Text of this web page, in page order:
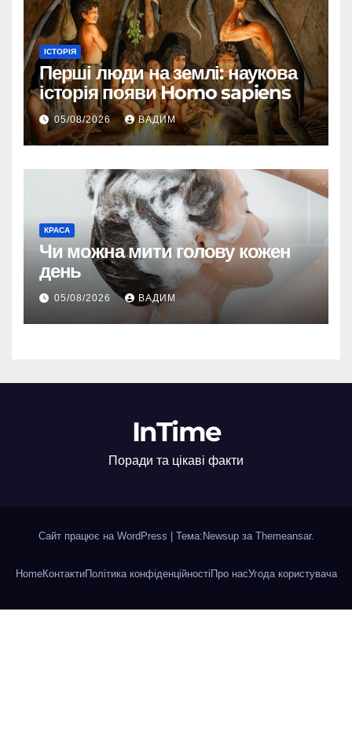
ІСТОРІЯ
Перші люди на землі: наукова
історія появи Homo sapiens
05/08/2026 ВАДИМ
КРАСА
Чи можна мити голову кожен
день
05/08/2026 ВАДИМ
InTime
Поради та цікаві факти
Сайт працює на WordPress | Тема:Newsup за Themeansar.
HomeКонтактиПолітика конфіденційності Про насУгода користувача